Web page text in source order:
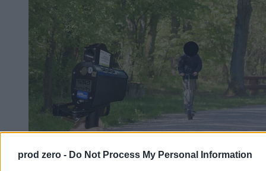
prod zero - Do Not Process My Personal Information